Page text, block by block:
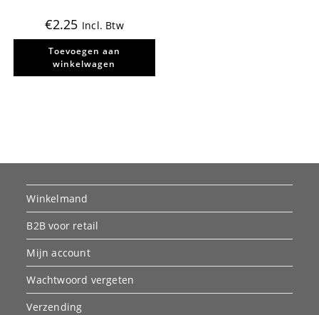
€2.25 Incl. Btw
Toevoegen aan
winkelwagen
Winkelmand
B2B voor retail
Mijn account
Wachtwoord vergeten
Verzending